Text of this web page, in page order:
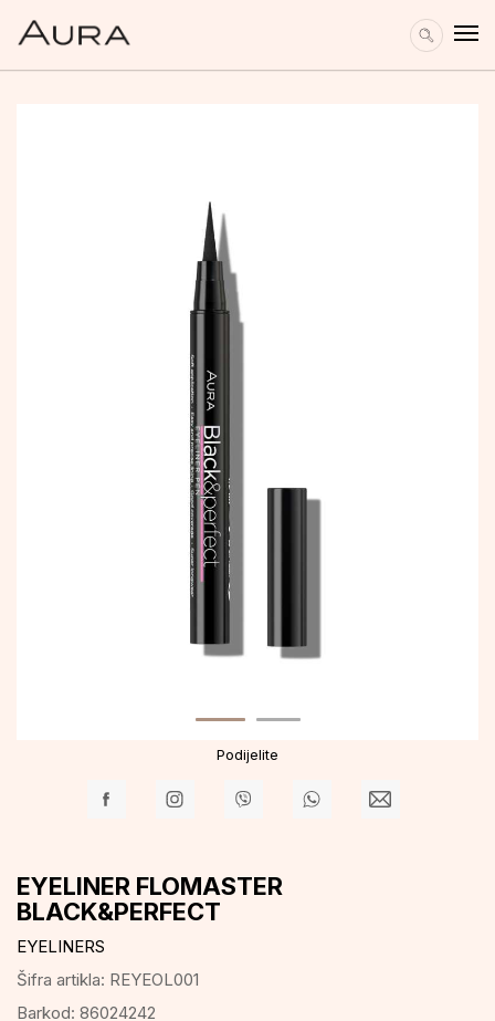
Podijelite
EYELINER FLOMASTER
BLACK&PERFECT
EYELINERS
Šifra artikla: REYEOL001
Barkod: 86024242